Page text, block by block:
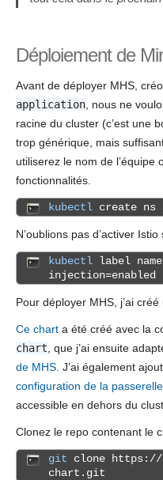
Déploiement de
Avant de déployer MHS,
application, nous ne
racine du cluster (c’est une
trop générique, mais
utiliserez le nom de l’équipe
fonctionnalités.
kubectl create ns
N’oublions pas d’activer
kubectl label
injection=enabled
Pour déployer MHS, j’ai créé
Ce chart a été créé avec la
chart , que j’ai ensuite
de MHS . J’ai également
configuration de la
accessible en dehors du
Clonez le repo contenant le
git clone https://
chart.git